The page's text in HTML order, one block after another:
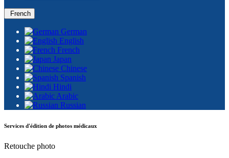
French
German
English
French
Japan
Chinese
Spanish
Hindi
Arabic
Russian
Services d'édition de photos médicaux
Retouche photo